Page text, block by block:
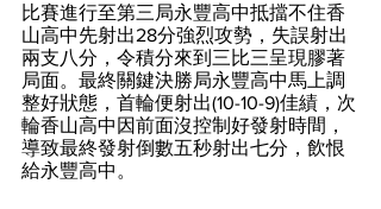
比賽進行至第三局永豐高中抵擋不住香
山高中先射出28分強烈攻勢，失誤射出
兩支八分，令積分來到三比三呈現膠著
局面。最終關鍵決勝局永豐高中馬上調
整好狀態，首輪便射出(10-10-9)佳績，次
輪香山高中因前面沒控制好發射時間，
導致最終發射倒數五秒射出七分，飲恨
給永豐高中。